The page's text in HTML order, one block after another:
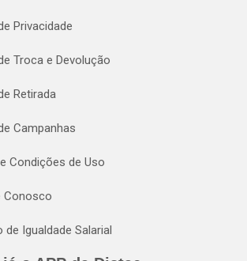
Privacidade
Troca e Devolução
Retirada
Campanhas
Condições de Uso
Conosco
de Igualdade Salarial